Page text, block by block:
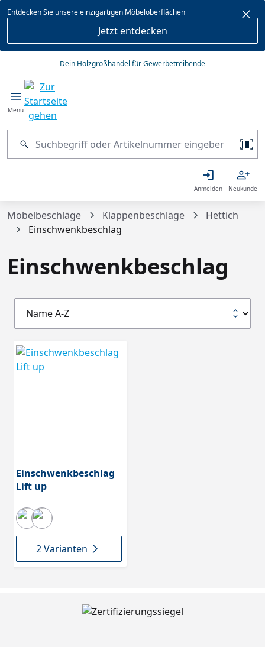
springen
Entdecken Sie unsere einzigartigen Möbeloberflächen
Jetzt entdecken
Dein Holzgroßhandel für Gewerbetreibende
Menü
Anmelden Neukunde
Möbelbeschläge Klappenbeschläge
Hettich
Einschwenkbeschlag
Einschwenkbeschlag
Einschwenkbeschlag
Lift up
2 Varianten